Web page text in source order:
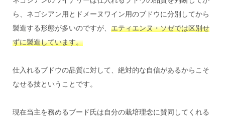
ら、ネゴシアン用とドメーヌワイン用のブドウに分別してから
製造する形態が多いのですが、 エティエンヌ・ソゼでは区別せ
ずに製造しています。
仕入れるブドウの品質に対して、絶対的な自信があるからこそ
なせる技ということです。
現在当主を務めるブード氏は自分の栽培理念に賛同してくれる